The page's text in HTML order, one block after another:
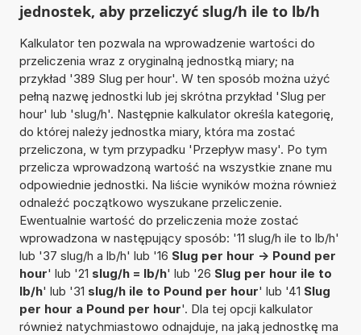
jednostek, aby przeliczyć slug/h ile to lb/h
Kalkulator ten pozwala na wprowadzenie wartości do
przeliczenia wraz z oryginalną jednostką miary; na
przykład '389 Slug per hour'. W ten sposób można użyć
pełną nazwę jednostki lub jej skrótna przykład 'Slug per
hour' lub 'slug/h'. Następnie kalkulator określa kategorię,
do której należy jednostka miary, która ma zostać
przeliczona, w tym przypadku 'Przepływ masy'. Po tym
przelicza wprowadzoną wartość na wszystkie znane mu
odpowiednie jednostki. Na liście wyników można również
odnaleźć początkowo wyszukane przeliczenie.
Ewentualnie wartość do przeliczenia może zostać
wprowadzona w następujący sposób: '11 slug/h ile to lb/h'
lub '37 slug/h a lb/h' lub '16 Slug per hour -> Pound per
hour' lub '21 slug/h = lb/h' lub '26 Slug per hour ile to
lb/h' lub '31 slug/h ile to Pound per hour' lub '41 Slug
per hour a Pound per hour'. Dla tej opcji kalkulator
również natychmiastowo odnajduje, na jaką jednostkę ma